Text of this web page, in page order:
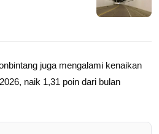
juga mengalami kenaikan
naik 1,31 poin dari bulan